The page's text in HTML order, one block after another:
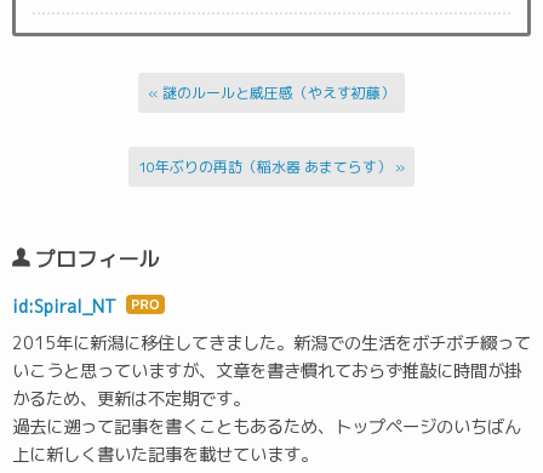
« 謎のルールと威圧感（やえす初藤）
10年ぶりの再訪（稲水器 あまてらす） »
プロフィール
id:Spiral_NT はて
なブ
ログ
Pro
2015年に新潟に移住してきました。新潟での生活をボチボチ綴って
いこうと思っていますが、文章を書き慣れておらず推敲に時間が掛
かるため、更新は不定期です。
過去に遡って記事を書くこともあるため、トップページのいちばん
上に新しく書いた記事を載せています。